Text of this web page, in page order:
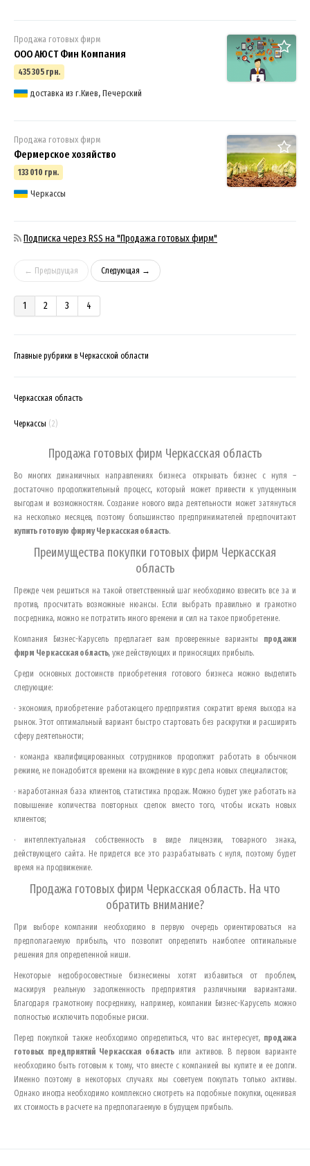
Продажа готовых фирм
ООО АЮСТ Фин Компания
435 305 грн.
доставка из г.Киев, Печерский
Продажа готовых фирм
Фермерское хозяйство
133 010 грн.
Черкассы
Подписка через RSS на "Продажа готовых фирм"
← Предыдущая Следующая →
1 2 3 4
Главные рубрики в Черкасской области
Черкасская область
Черкассы (2)
Продажа готовых фирм Черкасская область
Во многих динамичных направлениях бизнеса открывать бизнес с нуля –
достаточно продолжительный процесс, который может привести к упущенным
выгодам и возможностям. Создание нового вида деятельности может затянуться
на несколько месяцев, поэтому большинство предпринимателей предпочитают
купить готовую фирмуЧеркасская область.
Преимущества покупки готовых фирм Черкасская
область
Прежде чем решиться на такой ответственный шаг необходимо взвесить все за и
против, просчитать возможные нюансы. Если выбрать правильно и грамотно
посредника, можно не потратить много времени и сил на такое приобретение.
Компания Бизнес-Карусель предлагает вам проверенные варианты продажи
фирм Черкасская область, уже действующих и приносящих прибыль.
Среди основных достоинств приобретения готового бизнеса можно выделить
следующие:
· экономия, приобретение работающего предприятия сократит время выхода на
рынок. Этот оптимальный вариант быстро стартовать без раскрутки и расширить
сферу деятельности;
· команда квалифицированных сотрудников продолжит работать в обычном
режиме, не понадобится времени на вхождение в курс дела новых специалистов;
· наработанная база клиентов, статистика продаж. Можно будет уже работать на
повышение количества повторных сделок вместо того, чтобы искать новых
клиентов;
· интеллектуальная собственность в виде лицензии, товарного знака,
действующего сайта. Не придется все это разрабатывать с нуля, поэтому будет
время на продвижение.
Продажа готовых фирм Черкасская область. На что
обратить внимание?
При выборе компании необходимо в первую очередь ориентироваться на
предполагаемую прибыль, что позволит определить наиболее оптимальные
решения для определенной ниши.
Некоторые недобросовестные бизнесмены хотят избавиться от проблем,
маскируя реальную задолженность предприятия различными вариантами.
Благодаря грамотному посреднику, например, компании Бизнес-Карусель можно
полностью исключить подобные риски.
Перед покупкой также необходимо определиться, что вас интересует, продажа
готовых предприятий Черкасская область или активов. В первом варианте
необходимо быть готовым к тому, что вместе с компанией вы купите и ее долги.
Именно поэтому в некоторых случаях мы советуем покупать только активы.
Однако иногда необходимо комплексно смотреть на подобные покупки, оценивая
их стоимость в расчете на предполагаемую в будущем прибыль.